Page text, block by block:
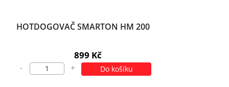
HOTDOGOVAČ SMARTON HM 200
899 Kč
- + Do košíku